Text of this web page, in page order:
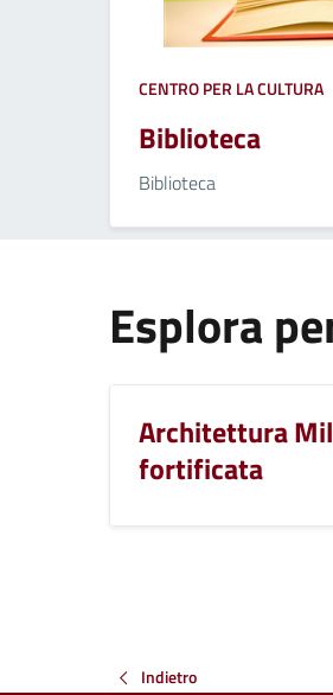
CENTRO PER LA CULTURA
Biblioteca
Biblioteca
Esplora
Architettura
fortificata
Indietro